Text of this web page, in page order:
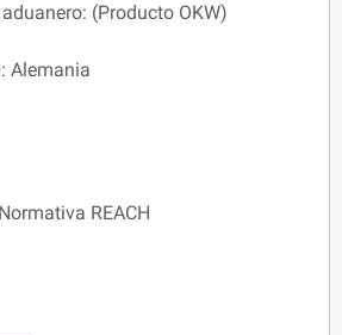
(Producto OKW)
Alemania
REACH